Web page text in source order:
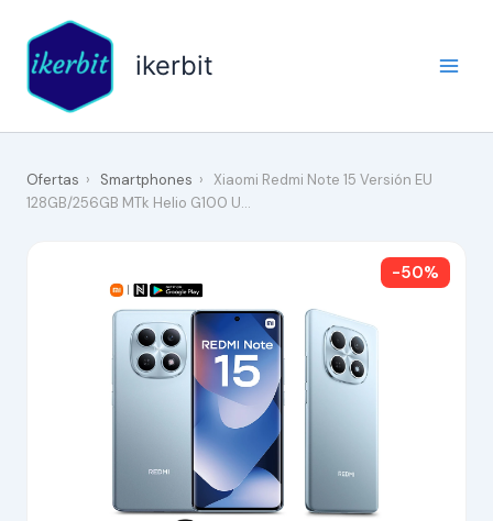
contenido
ikerbit
Ofertas › Smartphones ›
Xiaomi Redmi Note 15 Versión EU
128GB/256GB MTk Helio G100 U…
-50%